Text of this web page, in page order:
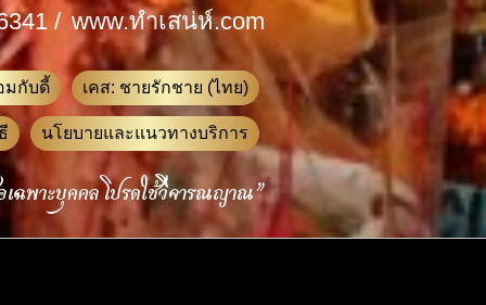
/ www.ทําเสน่ห์.com
มกับดี้ เคส: ชายรักชาย (ไทย)
นโยบายและแนวทางบริการ
ฉพาะบุคคล โปรดใช้วิจารณญาณ”